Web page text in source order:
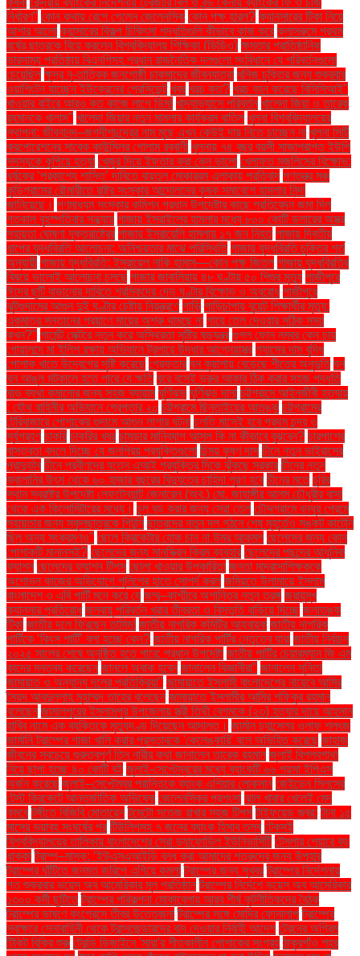
নির্ধারণ" কোন কথায় রেগে গেলেন জেলেনস্কি কোন পক্ষ হারল? ক্যানসারের টিকা নিয়ে
আশার আলো ক্যান্সারের বিকল্প চিকিৎসা পদ্ধতিগুলি কীভাবে কাজ করে ক্লাসরুমে প্রথম
বর্ষের ছাত্রকে বিয়ে করলেন বিশ্ববিদ্যালয় শিক্ষিকা (ভিডিও) ক্ষমতার প্রাতিষ্ঠানিক
ভারসাম্য প্রতিষ্ঠায় বিএনপিসহ প্রধান রাজনৈতিক দলগুলো সংবিধানে যে পরিবর্তনগুলো
চেয়েছিল ক্ষুদ্র নৃ-তাত্বিক জনগোষ্ঠী চাকমাদের জীবনযাত্রা খনিজ চুক্তির জন্য শুক্রবার
ওয়াশিংটন যাচ্ছেন ইউক্রেনের প্রেসিডেন্ট খবর খরচ কত? খরচ বহন করেছে বিসিসিআই"
খাওয়ার বাইরে আরও কত কাজে লাগে ডিম! খাদ্যাভ্যাসে পরিবর্তন খালেদা জিয়া ও তারেক
রহমানকে খালাস'' খালেদা জিয়ার নতুন মামলার কার্যক্রম বাতিল খুলনা বিশ্ববিদ্যালয়ের
স্থাপনা: জীবনানন্দ–জগদীশচন্দ্রের নাম মুছে এখন কেউই দায় নিতে চাচ্ছেন না খুলনা সিটি
করপোরেশনের সাবেক কাউন্সিলর গোলাম রব্বানী খুলনায় ৭৪ বছর বয়সী সাজাপ্রাপ্ত ইউপি
সদস্যকে কুপিয়ে হত্যা খেজুর দিয়ে ইফতার করা কেন ভালো খেলাফত মজলিসের বিক্ষোভ:
ধর্ষকের ‘প্রকাশ্যে শাস্তি’ দাবিতে বায়তুল মোকাররম এলাকায় প্রতিবাদ গণতন্ত্র মঞ্চ
কুড়িগ্রামের রৌমারীতে রাষ্ট্র সংস্কার আন্দোলনের কৃষক সমাবেশে হামলার নিন্দা
জানিয়েছে। গণমাধ্যম সংস্কার কমিশন প্রধান উপদেষ্টার কাছে প্রতিবেদন জমা দিল
গতকাল বৃহস্পতিবার সন্ধ্যায় গাজায় ইসরাইলের হামলার মধ্যে ৮০০ কোটি ডলারের অস্ত্র
সহায়তা ঘোষণা যুক্তরাষ্ট্রের গাজায় ইসরায়েলি হামলায় ১৭ জন নিহত গাজায় দ্বিতীয়
ধাপের যুদ্ধবিরতি আলোচনা: অনিশ্চয়তার মাঝে পরিস্থিতি গাজায় যুদ্ধবিরতি চুক্তির শর্ত
অনুযায়ী গাজায় যুদ্ধবিরতি: ইসরায়েল নাকি হামাস—কোন পক্ষ জিতল গাজায় যুদ্ধবিরতির
বিষয়ে ভালোই আলোচনা চলছে গাজার জাবালিয়ায় ৪৮ ঘণ্টায় ৫০ শিশুর মৃত্যু গাজীপুরে
ঈদের ছুটি বাড়ানোর দাবিতে শ্রমিকদের দেড় ঘণ্টার বিক্ষোভ ও অবরোধ গাজীপুরে
ঝুটগুদামের আগুন দুই ঘণ্টার চেষ্টায় নিয়ন্ত্রণে গাড়ি গাড়িচাপায় বুয়েট শিক্ষার্থীর মৃত্যু:
একমাত্র সন্তানের প্রয়াণে মায়ের অশ্রু থামছে না গায়ে তেল দেওয়ার সঠিক সময়
কখন?" গার্মেন্ট সেক্টরে নতুন করে অস্থিরতা সৃষ্টির ষড়যন্ত্র গুগল ফোন নম্বর কেন চায়
গোয়ালন্দে মা ইলিশ রক্ষায় অভিযানে ট্রলারে উদ্ধার আগ্নেয়াস্ত্র গ্যাসের দাম বৃদ্ধি
পোশাক খাতে উদ্বেগের সৃষ্টি করেছে গ্রেফতার ঘন কুয়াশায় বেড়েছে শীতের অনুভূতি ঘন
ঘন আঙুল মটকালে হতে পারে যে ক্ষতি ঘরে বসেই ভ্রুর আকার ঠিক করার সহজ পদ্ধতি
ঘাড় ব্যথা কমানোর জন্য সহজ ব্যায়াম ঘূর্ণিঝড় ঘূর্ণিঝড় দানা চট্টগ্রামে আইনজীবী হত্যায়
: যৌথ বাহিনীর অভিযানে গ্রেপ্তার ২০ চট্টগ্রামে ছিনতাইয়ের আতঙ্ক চট্টগ্রামের
টেরিবাজারে পোশাকের গুদামে আগুন লাগার ঘটনা চলতি মাসেই হবে প্রথম চন্দ্র ও
সূর্যগ্রহণ চাকরি চাকরির খবর চামড়ার মানিব্যাগ আসল কি না কীভাবে বুঝবেন? চারপাশের
বাস্তবতা বদলে দিচ্ছে যে জনপ্রিয় প্রযুক্তিগুলো চিন্ময় কৃষ্ণ দাস চীনে নতুন ভাইরাসের
প্রাদুর্ভাব চীনে প্রবীণদের যত্নে এআই প্রযুক্তির দিকে ঝুঁকছে সরকার চীনের নতুন
জ্বালানির উৎস থেকে ৬০ হাজার বছরের বিদ্যুতের চাহিদা পূরণ হবে চীনের মতে চুরির
স্থান স্বরাষ্ট্র উপদেষ্টা লেফটেন্যান্ট জেনারেল (অব.) মো. জাহাঙ্গীর আলম চৌধুরীর বাসা
থেকে এক কিলোমিটারের মধ্যে। চুল বড় করার জন্য সেরা তেল চৌদ্দগ্রামে বন্ধুর প্রেমে
সহায়তার জন্য স্কুলছাত্রকে পিটুনি ছাত্রদের নতুন দল গঠনে শেষ মুহূর্তেও সঙ্কট কাটেনি
ছিল অন্য সংক্রমণও" ছেলে ক্রিকেটার হোক চান না উমর আকমল ছেলেদের জন্য কোন
পোশাকটি মানানসই? ছেলেদের জন্য সানস্ক্রিন ক্রিম ব্যবহার ছেলেদের পছন্দের আধুনিক
ফ্যাশন ছেলেদের ফ্যাশন টিপস ছোলা খাওয়ার উপকারিতা জনতা মাদ্রাসাশিক্ষককে
অশোভন কাজের অভিযোগে পুলিশের হাতে সোপর্দ করল জমিয়তে উলামায়ে ইসলাম
বাংলাদেশ ও এবি পার্টি মনে করে যে জম্মু–কাশ্মীরে অশান্তির নতুন তরঙ্গ জরায়ুমুখ
ক্যানসার প্রতিরোধ জলবায়ু পরিবর্তন খরার তীব্রতা ও বিস্তৃতি বাড়িয়ে দিচ্ছে জলাতঙ্ক
টিকা জাতীয় দলে ফিরছেন তামিম! জাতীয় নাগরিক কমিটির আহ্বায়ক জাতীয় নাগরিক
পার্টিকে ‘কিংস পার্টি’ বলা হচ্ছে কেন? জাতীয় নাগরিক পার্টির নেতৃত্বে যারা জাতীয় নির্বাচন
২০২৫ সালের শেষে অনুষ্ঠিত হতে পারে: প্রধান উপদেষ্টা জাতীয় পার্টির চেয়ারম্যান জি এম
কাদের মন্তব্য করেছেন জানলে অবাক হবেন জানালেন বিজ্ঞানীরা" জানালেন সুনিতা
জামায়াত ও অন্যান্য দলের প্রতিক্রিয়া'' জামায়াতে ইসলামী বাংলাদেশের নায়েবে আমির
সৈয়দ আবদুল্লাহ মুহাম্মদ তাহের বলেছেন জামায়াতে ইসলামীর আমির শফিকুর রহমান
বলেছেন জামালপুরের ইসলামপুর উপজেলায় স্ত্রী তিথী বেগমকে (২৩) হত্যার দায়ে আহসান
হাবিব নামে এক ব্যক্তিকে মৃত্যুদণ্ড দিয়েছেন আদালত। জার্মান চ্যান্সেলর ওলাফ শলৎজ
জার্মানি ট্রাম্পের গাজা খালি করার প্রস্তাবকে 'কেলেঙ্কারি' বলে অভিহিত করেছে জাহাজ
জীবনের সবচেয়ে গুরুত্বপূর্ণ তিন নারীর কথা জানালেন তারেক রহমান জুলাই বিপ্লবগাথা
নিয়ে ছাপা হচ্ছে ৪০ কোটি বই জুলাই-সেপ্টেম্বরের মধ্যে ব্যাংকটি ৬৬ পয়সা ইপিএস
অর্জন করেছে জুলাই–সেপ্টেম্বর প্রান্তিকে ব্যাংক এশিয়ার লোকসান জেইডেন সিলসের
টেস্ট ক্রিকেটে আন্তর্জাতিক অভিষেক জেলেনস্কির প্রশংসা ঝাল খাবার খেলেই মেদ
কমবে টঙ্গীতে বিজিবি মোতায়েন টমেটো সতেজ রাখার সহজ টিপস টাইফয়েড জ্বর: টানা ১৫
মাসের ভয়াবহ সংঘর্ষের পর টিউলিপসহ ৭ জনের ব্যাংক হিসাব তলব টেকসই
বিশ্ববিদ্যালয়ের তালিকায় বাংলাদেশের সেরা ড্যাফোডিল ইউনিভার্সিটি টেসলার শেয়ারে বড়
ধাক্কা ট্রাম্প–মাস্ক: ‘ইউএসএআইডি বন্ধ করা আমাদের শত্রুদের জন্য উপহার
ট্রাম্পের ঘাঁটিতে জনমত জরিপে এগিয়ে কমলা ট্রাম্পের জন্য সুখবর ট্রাম্পের নির্দেশনায়
গত শুক্রবার ভয়েস অব আমেরিকার মূল প্রতিষ্ঠান ট্রাম্পের নির্দেশে ভয়েস অব আমেরিকার
১৩০০ কর্মী ছুটিতে ট্রাম্পের পরিকল্পনা মোকাবেলায় আরব শীর্ষ কূটনীতিকদের বৈঠক
ট্রাম্পের ভাষণে কংগ্রেসে তীব্র উত্তেজনা ট্রাম্পের সঙ্গে মোদির ফোনালাপ ট্রাম্পের
স্বাক্ষরে সেনাবাহিনী থেকে ট্রান্সজেন্ডারদের বাদ দেওয়ার নির্বাহী আদেশ ট্রেনের অগ্রিম
টিকিট বিক্রি শুরু ট্রেন্ডি ডিজাইনে 'সারা'র শীতকালীন পোশাকের সংগ্রহ ঠাকুরগাঁও শহর